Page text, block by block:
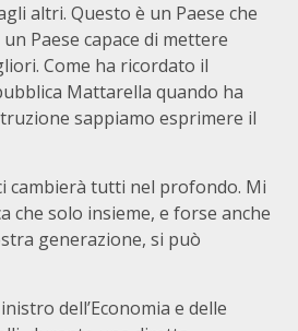
altri. Questo è un Paese che
Paese capace di mettere
Come ha ricordato il
Mattarella quando ha
sappiamo esprimere il
cambierà tutti nel profondo. Mi
che solo insieme, e forse anche
generazione, si può
dell’Economia e delle